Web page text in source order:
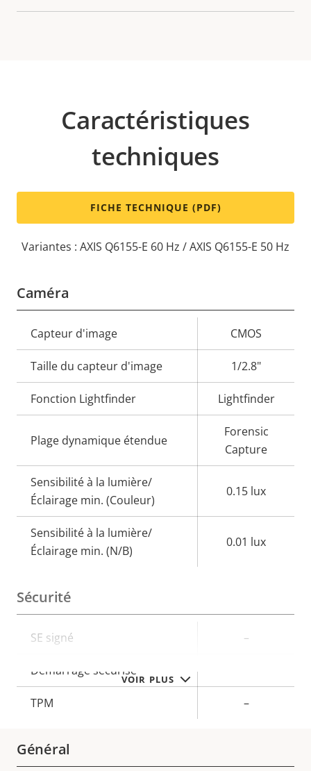
VOIR PLUS
Caractéristiques
techniques
FICHE TECHNIQUE (PDF)
Variantes : AXIS Q6155-E 60 Hz / AXIS Q6155-E 50 Hz
Caméra
Description
de la
propriété
la
propriété
Capteur d'image CMOS
Taille du capteur d'image 1/2.8"
Fonction Lightfinder Lightfinder
Plage dynamique étendue
Forensic
Capture
Sensibilité à la lumière/
Éclairage min. (Couleur)
0.15 lux
Sensibilité à la lumière/
Éclairage min. (N/B)
0.01 lux
Sécurité
Description
propriété
propriété
SE signé –
Démarrage sécurisé
TPM –
Général